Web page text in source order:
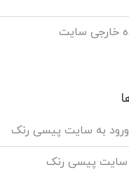
خارجی سایت
ورود به سایت پیسی رنک
سایت پیسی رنک